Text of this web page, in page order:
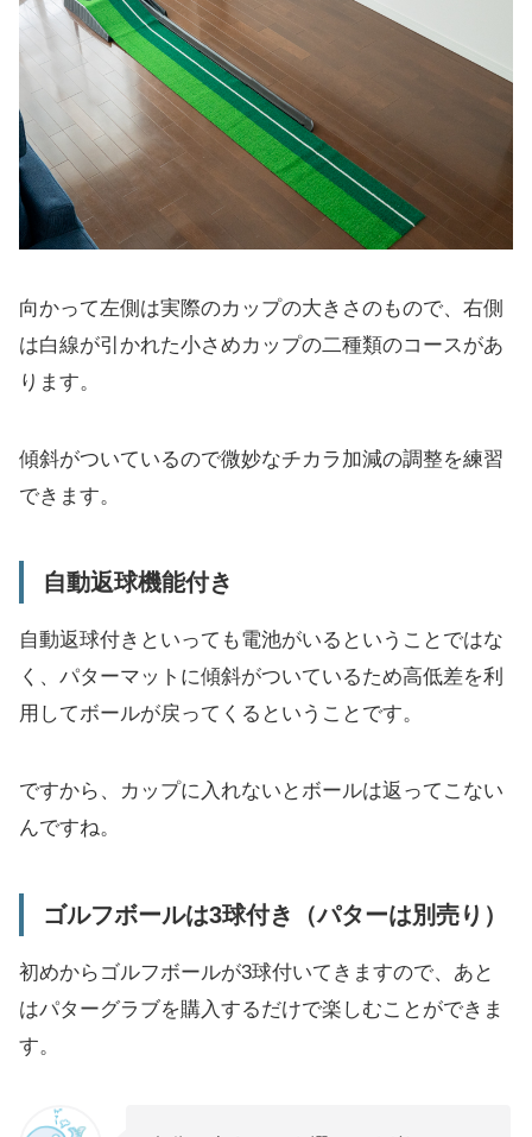
向かって左側は実際のカップの大きさのもので、右側
は白線が引かれた小さめカップの二種類のコースがあ
ります。
傾斜がついているので微妙なチカラ加減の調整を練習
できます。
自動返球機能付き
自動返球付きといっても電池がいるということではな
く、パターマットに傾斜がついているため高低差を利
用してボールが戻ってくるということです。
ですから、カップに入れないとボールは返ってこない
んですね。
ゴルフボールは3球付き（パターは別売り）
初めからゴルフボールが3球付いてきますので、あと
はパターグラブを購入するだけで楽しむことができま
す。